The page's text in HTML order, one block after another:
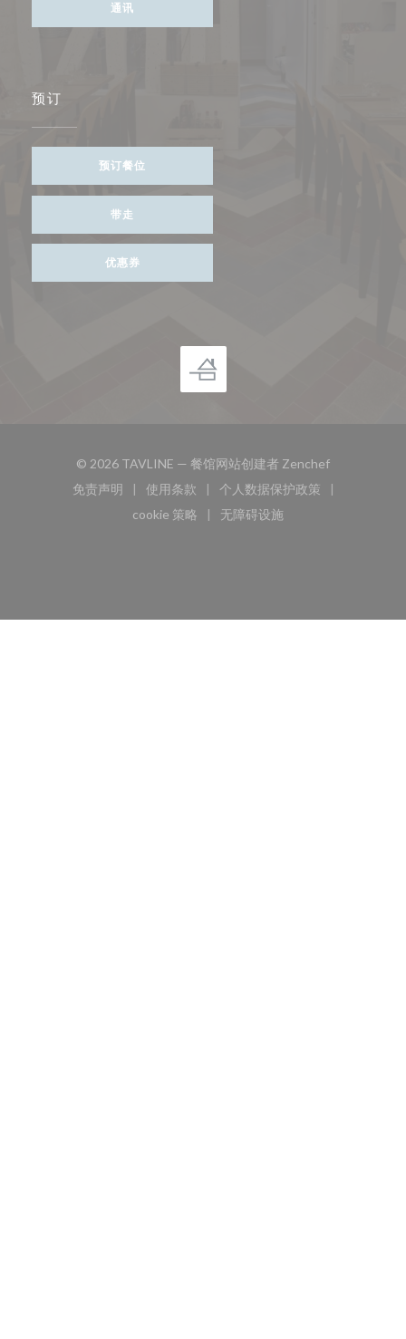
通讯
预订
预订餐位
带走
优惠券
© 2026 TAVLINE — 餐馆网站创建者 Zenchef((在新窗口中
免责声明
((在新窗口中打开))
使用条款
((在新窗口中打开))
个人数据保护政策
((在新窗口中打开))
cookie 策略
((在新窗口中打开))
无障碍设施
((在新窗口中打开))